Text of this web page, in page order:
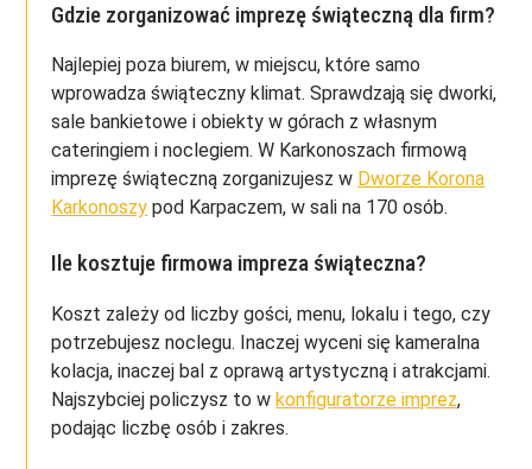
Gdzie zorganizować imprezę świąteczną dla firm?
Najlepiej poza biurem, w miejscu, które samo
wprowadza świąteczny klimat. Sprawdzają się dworki,
sale bankietowe i obiekty w górach z własnym
cateringiem i noclegiem. W Karkonoszach firmową
imprezę świąteczną zorganizujesz w Dworze Korona
Karkonoszy pod Karpaczem, w sali na 170 osób.
Ile kosztuje firmowa impreza świąteczna?
Koszt zależy od liczby gości, menu, lokalu i tego, czy
potrzebujesz noclegu. Inaczej wyceni się kameralna
kolacja, inaczej bal z oprawą artystyczną i atrakcjami.
Najszybciej policzysz to wkonfiguratorze imprez,
podając liczbę osób i zakres.